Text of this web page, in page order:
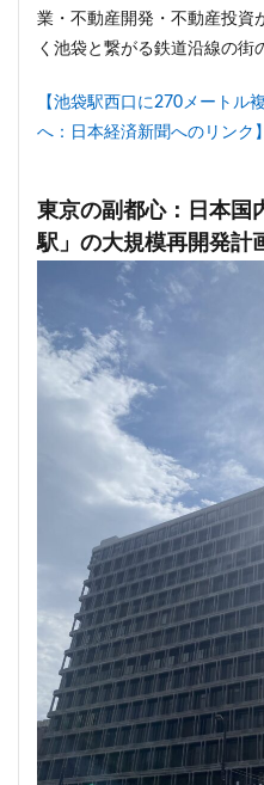
業・不動産開発・不動産投資
く池袋と繋がる鉄道沿線の街
【池袋駅西口に270メート
へ：日本経済新聞へのリンク】
東京の副都心：日本国
駅」の大規模再開発計